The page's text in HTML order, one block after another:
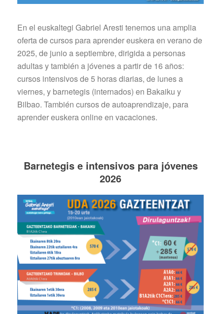
En el euskaltegi Gabriel Aresti tenemos una amplia
oferta de cursos para aprender euskera en verano de
2025, de junio a septiembre, dirigida a personas
adultas y también a jóvenes a partir de 16 años:
cursos intensivos de 5 horas diarias, de lunes a
viernes, y barnetegis (internados) en Bakaiku y
Bilbao. También cursos de autoaprendizaje, para
aprender euskera online en vacaciones.
Barnetegis e intensivos para jóvenes
2026